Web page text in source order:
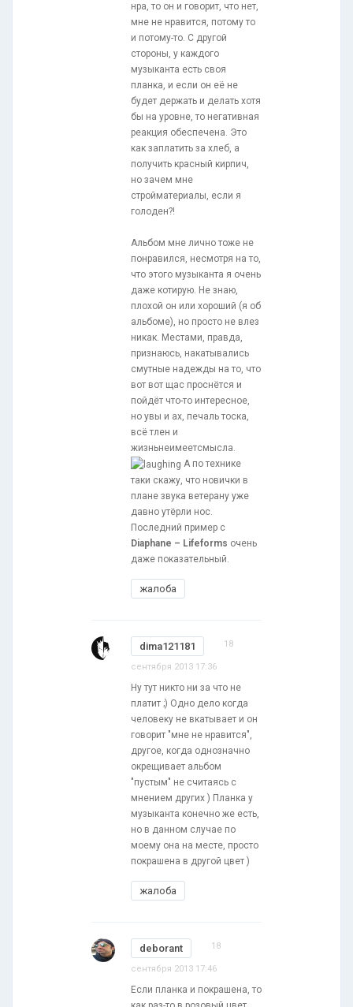
нра, то он и говорит, что нет,
мне не нравится, потому то
и потому-то. С другой
стороны, у каждого
музыканта есть своя
планка, и если он её не
будет держать и делать хотя
бы на уровне, то негативная
реакция обеспечена. Это
как заплатить за хлеб, а
получить красный кирпич,
но зачем мне
стройматериалы, если я
голоден?!
Альбом мне лично тоже не
понравился, несмотря на то,
что этого музыканта я очень
даже котирую. Не знаю,
плохой он или хороший (я об
альбоме), но просто не влез
никак. Местами, правда,
признаюсь, накатывались
смутные надежды на то, что
вот вот щас проснётся и
пойдёт что-то интересное,
но увы и ах, печаль тоска,
всё тлен и
жизньнеимеетсмысла.
А по технике
таки скажу, что новички в
плане звука ветерану уже
давно утёрли нос.
Последний пример с
Diaphane – Lifeforms очень
даже показательный.
жалоба
dima121181 18
сентября 2013 17:36
Ну тут никто ни за что не
платит ;) Одно дело когда
человеку не вкатывает и он
говорит "мне не нравится",
другое, когда однозначно
окрещивает альбом
"пустым" не считаясь с
мнением других ) Планка у
музыканта конечно же есть,
но в данном случае по
моему она на месте, просто
покрашена в другой цвет )
жалоба
deborant 18
сентября 2013 17:46
Если планка и покрашена, то